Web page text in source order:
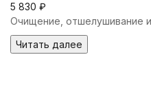
5 830 ₽
Очищение, отшелушивание
Читать далее